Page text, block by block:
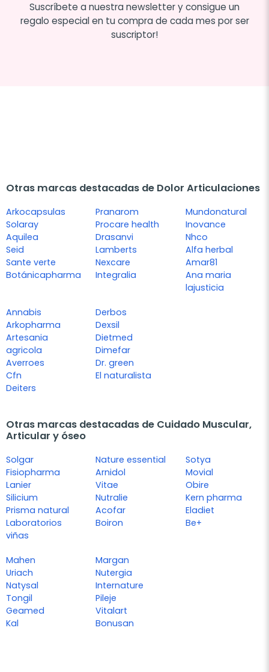
Suscríbete a nuestra newsletter y consigue un
regalo especial en tu compra de cada mes por ser
suscriptor!
Otras marcas destacadas de Dolor Articulaciones
Arkocapsulas
Solaray
Aquilea
Seid
Sante verte
Botánicapharma
Pranarom
Procare health
Drasanvi
Lamberts
Nexcare
Integralia
Mundonatural
Inovance
Nhco
Alfa herbal
Amar81
Ana maria
lajusticia
Annabis
Arkopharma
Artesania
agricola
Averroes
Cfn
Deiters
Derbos
Dexsil
Dietmed
Dimefar
Dr. green
El naturalista
Otras marcas destacadas de Cuidado Muscular,
Articular y óseo
Solgar
Fisiopharma
Lanier
Silicium
Prisma natural
Laboratorios
viñas
Nature essential
Arnidol
Vitae
Nutralie
Acofar
Boiron
Sotya
Movial
Obire
Kern pharma
Eladiet
Be+
Mahen
Uriach
Natysal
Tongil
Geamed
Kal
Margan
Nutergia
Internature
Pileje
Vitalart
Bonusan